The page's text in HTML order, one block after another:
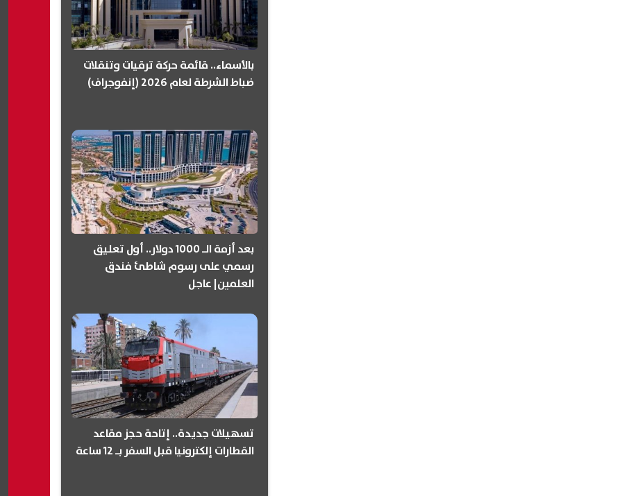
بالأسماء.. قائمة حركة ترقيات وتنقلات
ضباط الشرطة لعام 2026 (إنفوجراف)
بعد أزمة الـ 1000 دولار.. أول تعليق
رسمي على رسوم شاطئ فندق
العلمين| عاجل
تسهيلات جديدة.. إتاحة حجز مقاعد
القطارات إلكترونيا قبل السفر بـ 12 ساعة